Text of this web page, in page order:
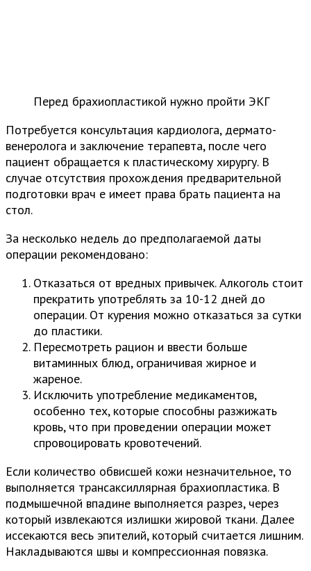
Перед брахиопластикой нужно пройти ЭКГ
Потребуется консультация кардиолога, дермато-
венеролога и заключение терапевта, после чего
пациент обращается к пластическому хирургу. В
случае отсутствия прохождения предварительной
подготовки врач е имеет права брать пациента на
стол.
За несколько недель до предполагаемой даты
операции рекомендовано:
Отказаться от вредных привычек. Алкоголь стоит
прекратить употреблять за 10-12 дней до
операции. От курения можно отказаться за сутки
до пластики.
Пересмотреть рацион и ввести больше
витаминных блюд, ограничивая жирное и
жареное.
Исключить употребление медикаментов,
особенно тех, которые способны разжижать
кровь, что при проведении операции может
спровоцировать кровотечений.
Если количество обвисшей кожи незначительное, то
выполняется трансаксиллярная брахиопластика. В
подмышечной впадине выполняется разрез, через
который извлекаются излишки жировой ткани. Далее
иссекаются весь эпителий, который считается лишним.
Накладываются швы и компрессионная повязка.